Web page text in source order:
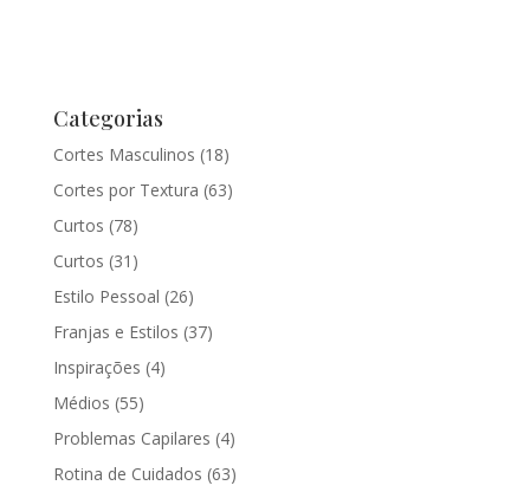
Categorias
Cortes Masculinos (18)
Cortes por Textura (63)
Curtos (78)
Curtos (31)
Estilo Pessoal (26)
Franjas e Estilos (37)
Inspirações (4)
Médios (55)
Problemas Capilares (4)
Rotina de Cuidados (63)